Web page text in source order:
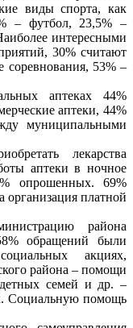
виды спорта, как
– футбол, 23,5% –
интересными
30% считают
соревнования, 53% –
аптеках 44%
аптеки, 44%
муниципальными
лекарства
аптеки в ночное
опрошенных. 69%
организация платной
района
обращений были
акциях,
района – помощи
семей и др. –
Социальную помощь